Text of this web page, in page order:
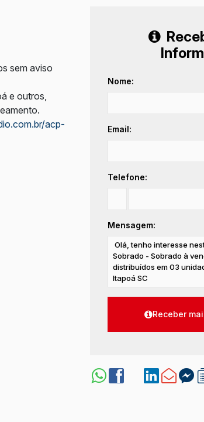
sem aviso
e outros,
acp-
Nome:
Email:
Telefone:
Mensagem: